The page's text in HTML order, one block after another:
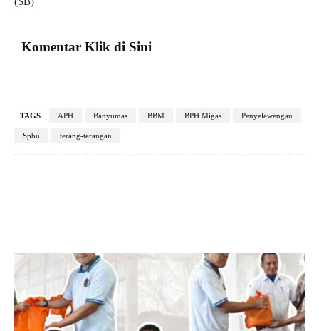
Komentar Klik di Sini
TAGS APH Banyumas BBM BPH Migas Penyelewengan
Spbu terang-terangan